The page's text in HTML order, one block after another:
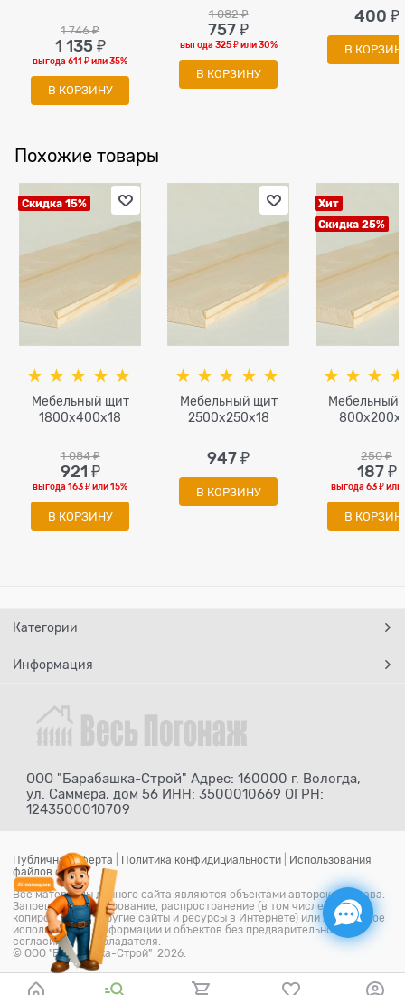
1 746 ₽
1 135 ₽
выгода611 ₽или35%
В КОРЗИНУ
1 082 ₽
757 ₽
выгода 325 ₽или30%
В КОРЗИНУ
400 ₽
В
Похожие товары
Скидка 15%
Мебельный щит
1800x400x18
1 084 ₽
921 ₽
выгода163 ₽или15%
В КОРЗИНУ
Мебельный щит
2500x250x18
947 ₽
В КОРЗИНУ
Хит
Скидка 25%
Мебельный
250 ₽
187 ₽
выгода63 ₽или
В
Категории
Информация
ООО "Барабашка-Строй" Адрес: 160000 г. Вологда,
ул. Саммера, дом 56 ИНН: 3500010669 ОГРН:
1243500010709
Публичная оферта Политика конфидициальности
Использования
файлов cookie
Все материалы данного сайта являются объектами авторского права.
Запрещается копирование, распространение (в том числе путем
копирования на другие сайты и ресурсы в Интернете) или любое иное
использование информации и объектов без предварительного
согласия правообладателя.
© ООО "Барабашка-Строй" 2026.